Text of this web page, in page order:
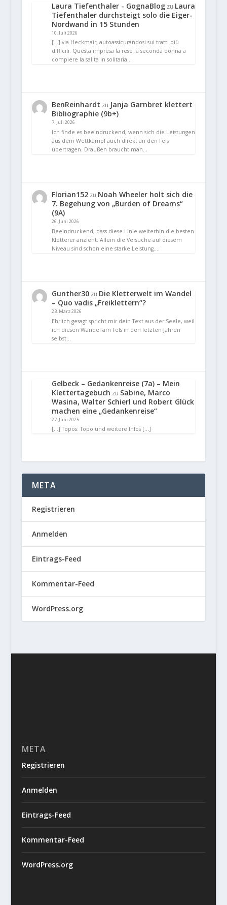
Laura Tiefenthaler - GognaBlogzu Laura
Tiefenthaler durchsteigt solo die Eiger-
Nordwand in 15 Stunden
10. Juli 2026
[…] via Heckmair, autoassicurandosi sui tratti più
difficili. Questa impresa la rese la seconda donna a
compiere la salita in solitaria…
BenReinhardt zu Janja Garnbret klettert
Bibliographie (9b+)
7. Juli 2026
Ich finde es beeindruckend, wenn sich die Leistungen
aus dem Wettkampf auch direkt an den Fels
übertragen. Draußen braucht man…
Florian152zu Noah Wheeler holt sich die
7. Begehung von „Burden of Dreams“
(9A)
26. Juni 2026
Beeindruckend, dass diese Linie weiterhin die besten
Kletterer anzieht. Allein die Versuche auf diesem
Niveau sind schon eine starke Leistung.…
Gunther30zu Die Kletterwelt im Wandel
– Quo vadis „Freiklettern“?
23. März 2026
Ehrlich gesagt spricht mir dein Text aus der Seele, weil
ich diesen Wandel am Fels in den letzten Jahren
selbst…
Gelbeck – Gedankenreise (7a) – Mein
Klettertagebuch zu Sabine, Marco
Wasina, Walter Schierl und Robert Glück
machen eine „Gedankenreise“
27. Juni 2025
[…] Topos: Topo und weitere Infos […]
META
Registrieren
Anmelden
Eintrags-Feed
Kommentar-Feed
WordPress.org
META
Registrieren
Anmelden
Eintrags-Feed
Kommentar-Feed
WordPress.org